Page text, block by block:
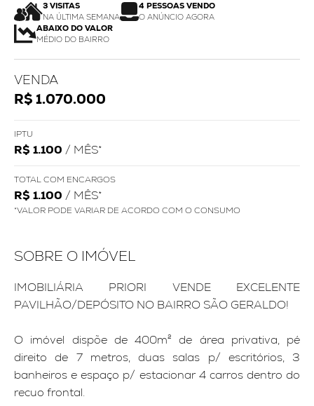
3 VISITAS
NA ÚLTIMA SEMANA
4 PESSOAS VENDO
O ANÚNCIO AGORA
ABAIXO DO VALOR
MÉDIO DO BAIRRO
VENDA
R$ 1.070.000
IPTU
R$ 1.100 / MÊS*
TOTAL COM ENCARGOS
R$ 1.100 / MÊS*
*VALOR PODE VARIAR DE ACORDO COM O CONSUMO
SOBRE O IMÓVEL
IMOBILIÁRIA PRIORI VENDE EXCELENTE
PAVILHÃO/DEPÓSITO NO BAIRRO SÃO GERALDO!
O imóvel dispõe de 400m² de área privativa, pé
direito de 7 metros, duas salas p/ escritórios, 3
banheiros e espaço p/ estacionar 4 carros dentro do
recuo frontal.